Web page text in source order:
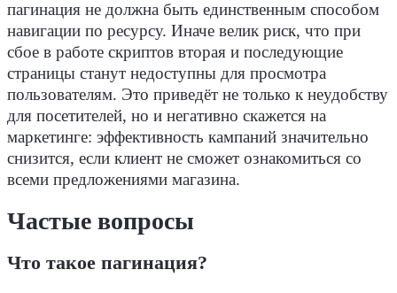
пагинация не должна быть единственным способом
навигации по ресурсу. Иначе велик риск, что при
сбое в работе скриптов вторая и последующие
страницы станут недоступны для просмотра
пользователям. Это приведёт не только к неудобству
для посетителей, но и негативно скажется на
маркетинге: эффективность кампаний значительно
снизится, если клиент не сможет ознакомиться со
всеми предложениями магазина.
Частые вопросы
Что такое пагинация?